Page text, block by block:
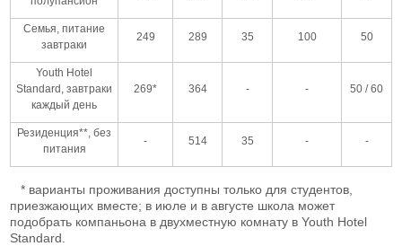
Семья, питание
завтраки
249 289 35 100 50
Youth Hotel
Standard, завтраки
каждый день
269* 364 - - 50 / 60
Резиденция**, без
питания
- 514 35 - -
* варианты проживания доступны только для студентов,
приезжающих вместе; в июле и в августе школа может
подобрать компаньона в двухместную комнату в Youth Hotel
Standard.